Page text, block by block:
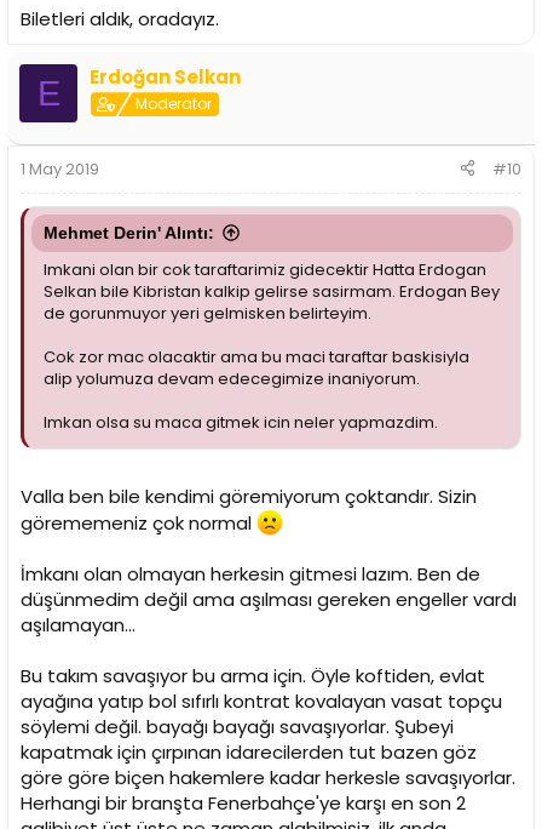
Biletleri aldık, oradayız.
E Erdoğan Selkan
Moderator
1 May 2019 #10
Mehmet Derin' Alıntı:
Imkani olan bir cok taraftarimiz gidecektir Hatta Erdogan
Selkan bile Kibristan kalkip gelirse sasirmam. Erdogan Bey
de gorunmuyor yeri gelmisken belirteyim.
Cok zor mac olacaktir ama bu maci taraftar baskisiyla
alip yolumuza devam edecegimize inaniyorum.
Imkan olsa su maca gitmek icin neler yapmazdim.
Valla ben bile kendimi göremiyorum çoktandır. Sizin
görememeniz çok normal
İmkanı olan olmayan herkesin gitmesi lazım. Ben de
düşünmedim değil ama aşılması gereken engeller vardı
aşılamayan...
Bu takım savaşıyor bu arma için. Öyle koftiden, evlat
ayağına yatıp bol sıfırlı kontrat kovalayan vasat topçu
söylemi değil. bayağı bayağı savaşıyorlar. Şubeyi
kapatmak için çırpınan idarecilerden tut bazen göz
göre göre biçen hakemlere kadar herkesle savaşıyorlar.
Herhangi bir branşta Fenerbahçe'ye karşı en son 2